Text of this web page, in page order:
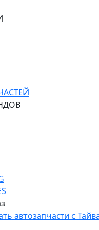
автозапчасти с